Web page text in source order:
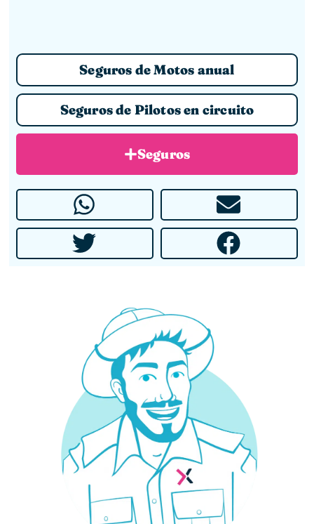
Seguros de Motos anual
Seguros de Pilotos en circuito
Seguros